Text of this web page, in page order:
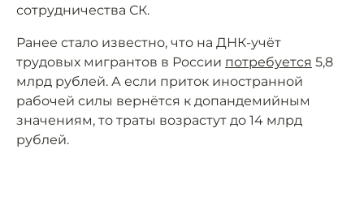
сотрудничества СК.
Ранее стало известно, что на ДНК-учёт
трудовых мигрантов в России потребуется 5,8
млрд рублей. А если приток иностранной
рабочей силы вернётся к допандемийным
значениям, то траты возрастут до 14 млрд
рублей.